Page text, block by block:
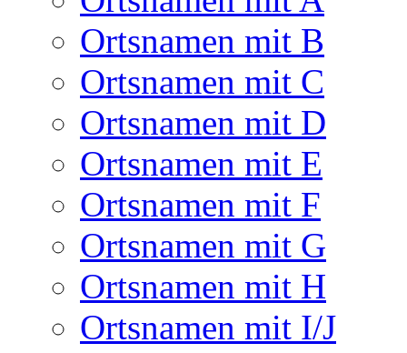
Ortsnamen mit B
Ortsnamen mit C
Ortsnamen mit D
Ortsnamen mit E
Ortsnamen mit F
Ortsnamen mit G
Ortsnamen mit H
Ortsnamen mit I/J